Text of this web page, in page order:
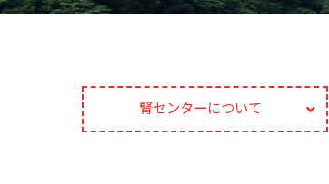
腎センターについて